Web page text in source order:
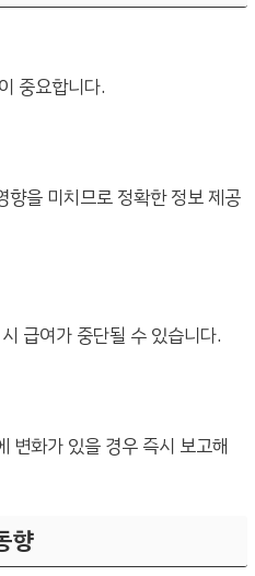
중요합니다.
향을 미치므로 정확한 정보 제공
급여가 중단될 수 있습니다.
변화가 있을 경우 즉시 보고해
향